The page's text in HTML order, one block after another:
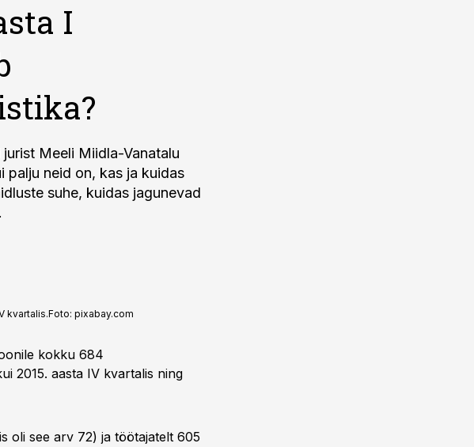
I
Meeli Miidla-Vanatalu
palju neid on, kas ja kuidas
suhe, kuidas jagunevad
kvartalis.Foto: pixabay.com
kokku 684
2015. aasta IV kvartalis ning
oli see arv 72) ja töötajatelt 605